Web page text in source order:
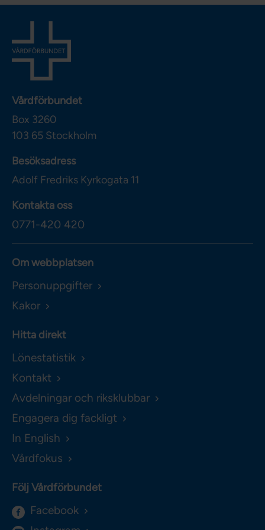
Vårdförbundet
Box 3260
103 65 Stockholm
Besöksadress
Adolf Fredriks Kyrkogata 11
Kontakta oss
0771-420 420
Om webbplatsen
Personuppgifter
Kakor
Hitta direkt
Lönestatistik
Kontakt
Avdelningar och riksklubbar
Engagera dig fackligt
In English
Vårdfokus
Följ Vårdförbundet
Facebook